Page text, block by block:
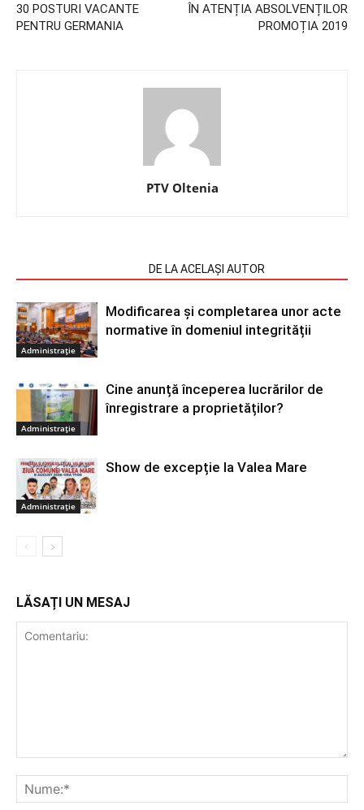
30 POSTURI VACANTE
PENTRU GERMANIA
ÎN ATENȚIA ABSOLVENȚILOR
PROMOȚIA 2019
PTV Oltenia
DE LA ACELAȘI AUTOR
Administrație
Modificarea și completarea unor acte
normative în domeniul integrității
Administrație
Cine anunță începerea lucrărilor de
înregistrare a proprietăților?
Administrație
Show de excepție la Valea Mare
LĂSAȚI UN MESAJ